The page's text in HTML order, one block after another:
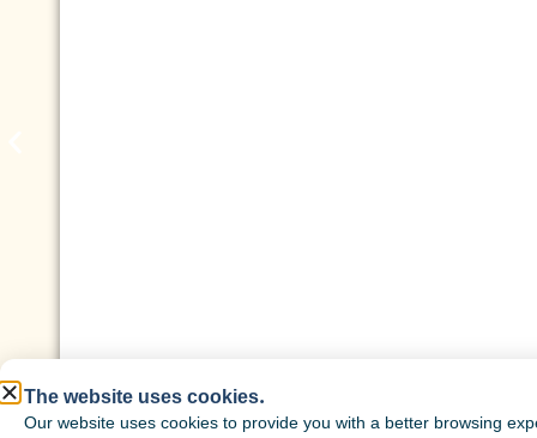
The website uses cookies.
Our website uses cookies to provide you with a better browsing